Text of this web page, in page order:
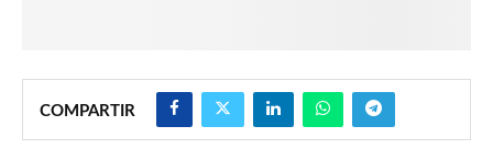
COMPARTIR